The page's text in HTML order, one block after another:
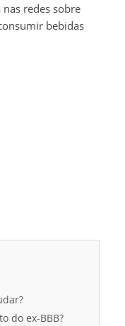
redes sobre
bebidas
do ex-BBB?